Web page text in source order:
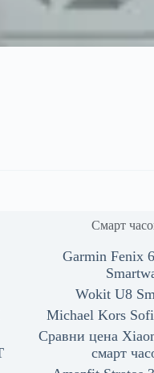
Смарт
Garmin Fenix
Wokit U8
Michael Kors
Сравни цена
смарт